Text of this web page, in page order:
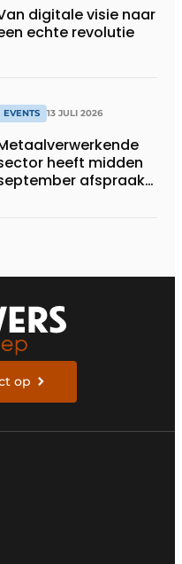
digitale visie naar
echte revolutie
EVENTS 13 JULI 2026
heeft midden
afspraak
op